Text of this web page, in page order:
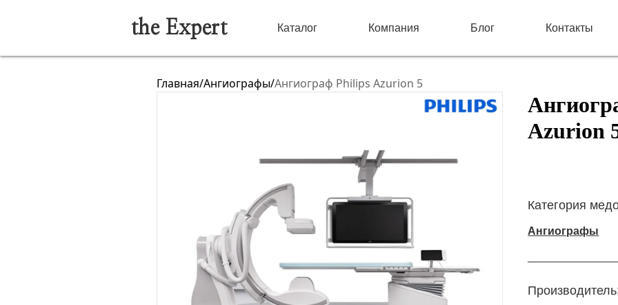
the Expert Каталог Компания Блог Контакты
Главная/Ангиографы/Ангиограф Philips Azurion 5
Azurion
Категория
Ангиографы